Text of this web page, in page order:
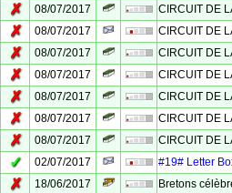
✗ 08/07/2017
CIRCUIT DE
✗ 08/07/2017
CIRCUIT DE
✗ 08/07/2017
CIRCUIT DE
✗ 08/07/2017
CIRCUIT DE
✗ 08/07/2017
CIRCUIT DE
✗ 08/07/2017
CIRCUIT DE
✗ 08/07/2017
CIRCUIT DE
✓ 02/07/2017
#19# Letter
✗ 18/06/2017
Bretons